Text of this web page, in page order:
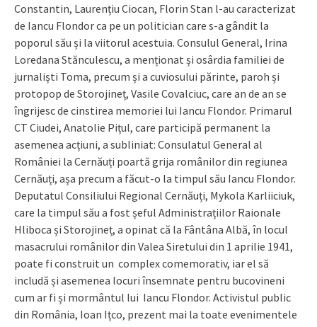
Constantin, Laurențiu Ciocan, Florin Stan l-au caracterizat
de Iancu Flondor ca pe un politician care s-a gândit la
poporul său și la viitorul acestuia. Consulul General, Irina
Loredana Stănculescu, a menționat și osârdia familiei de
jurnaliști Toma, precum și a cuviosului părinte, paroh și
protopop de Storojineț, Vasile Covalciuc, care an de an se
îngrijesc de cinstirea memoriei lui Iancu Flondor. Primarul
CT Ciudei, Anatolie Pițul, care participă permanent la
asemenea acțiuni, a subliniat: Consulatul General al
României la Cernăuți poartă grija românilor din regiunea
Cernăuți, așa precum a făcut-o la timpul său Iancu Flondor.
Deputatul Consiliului Regional Cernăuți, Mykola Karliiciuk,
care la timpul său a fost șeful Administrațiilor Raionale
Hliboca și Storojineț, a opinat că la Fântâna Albă, în locul
masacrului românilor din Valea Siretului din 1 aprilie 1941,
poate fi construit un complex comemorativ, iar el să
includă și asemenea locuri însemnate pentru bucovineni
cum ar fi și mormântul lui Iancu Flondor. Activistul public
din România, Ioan Ițco, prezent mai la toate evenimentele